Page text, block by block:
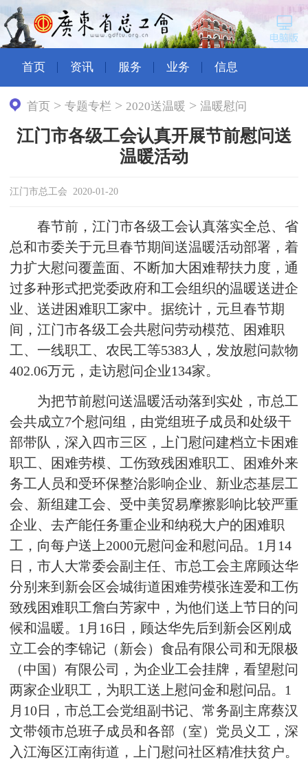
首页 资讯 服务 业务 信息
首页 >专题专栏 > 2020送温暖 >温暖慰问
江门市各级工会认真开展节前慰问送
温暖活动
江门市总工会 2020-01-20
春节前，江门市各级工会认真落实全总、省
总和市委关于元旦春节期间送温暖活动部署，着
力扩大慰问覆盖面、不断加大困难帮扶力度，通
过多种形式把党委政府和工会组织的温暖送进企
业、送进困难职工家中。据统计，元旦春节期
间，江门市各级工会共慰问劳动模范、困难职
工、一线职工、农民工等5383人，发放慰问款物
402.06万元，走访慰问企业134家。
为把节前慰问送温暖活动落到实处，市总工
会共成立7个慰问组，由党组班子成员和处级干
部带队，深入四市三区，上门慰问建档立卡困难
职工、困难劳模、工伤致残困难职工、困难外来
务工人员和受环保整治影响企业、新业态基层工
会、新组建工会、受中美贸易摩擦影响比较严重
企业、去产能任务重企业和纳税大户的困难职
工，向每户送上2000元慰问金和慰问品。1月14
日，市人大常委会副主任、市总工会主席顾达华
分别来到新会区会城街道困难劳模张连爱和工伤
致残困难职工詹白芳家中，为他们送上节日的问
候和温暖。1月16日，顾达华先后到新会区刚成
立工会的李锦记（新会）食品有限公司和无限极
（中国）有限公司，为企业工会挂牌，看望慰问
两家企业职工，为职工送上慰问金和慰问品。1
月10日，市总工会党组副书记、常务副主席蔡汉
文带领市总班子成员和各部（室）党员义工，深
入江海区江南街道，上门慰问社区精准扶贫户。